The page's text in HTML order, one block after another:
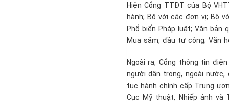
Hiện Cổng TTĐT của Bộ
hành; Bộ với các đơn vị; Bộ
Phổ biến Pháp luật; Văn bản
Mua sắm, đầu tư công; Văn
Ngoài ra, Cổng thông tin
người dân trong, ngoài
tục hành chính cấp Trung
Cục Mỹ thuật, Nhiếp ảnh và